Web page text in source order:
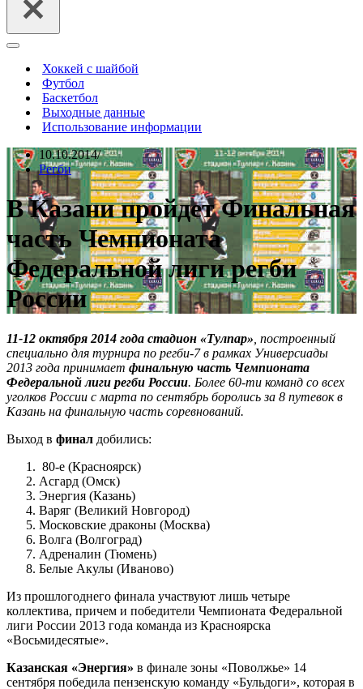
Меню
навигацииХоккей с шайбой
Футбол
Баскетбол
Выходные данные
Использование информации
10.10.2014
Регби
В Казани пройдет Финальная
часть Чемпионата
Федеральной лиги регби
России
11-12 октября 2014 года стадион «Тулпар» , построенный
специально для турнира по регби-7 в рамках Универсиады
2013 года принимает финальную часть Чемпионата
Федеральной лиги регби России. Более 60-ти команд со всех
уголков России с марта по сентябрь боролись за 8 путевок в
Казань на финальную часть соревнований.
Выход в финал добились:
80-е (Красноярск)
Асгард (Омск)
Энергия (Казань)
Варяг (Великий Новгород)
Московские драконы (Москва)
Волга (Волгоград)
Адреналин (Тюмень)
Белые Акулы (Иваново)
Из прошлогоднего финала участвуют лишь четыре
коллектива, причем и победители Чемпионата Федеральной
лиги России 2013 года команда из Красноярска
«Восьмидесятые».
Казанская «Энергия» в финале зоны «Поволжье» 14
сентября победила пензенскую команду «Бульдоги», которая в